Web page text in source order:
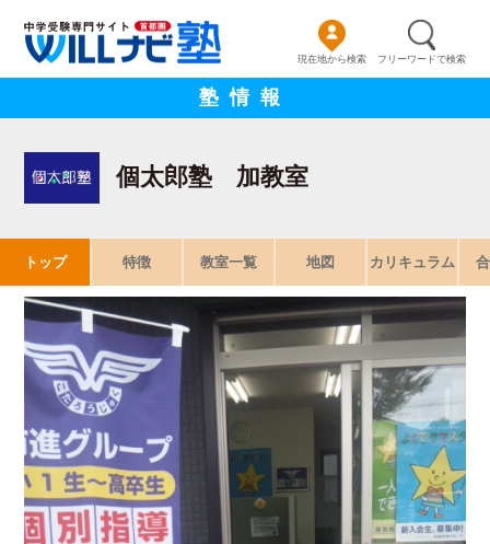
現在地から検索 フリーワードで検索
塾情報
個太郎塾 加教室
トップ 特徴 教室一覧 地図 カリキュラム